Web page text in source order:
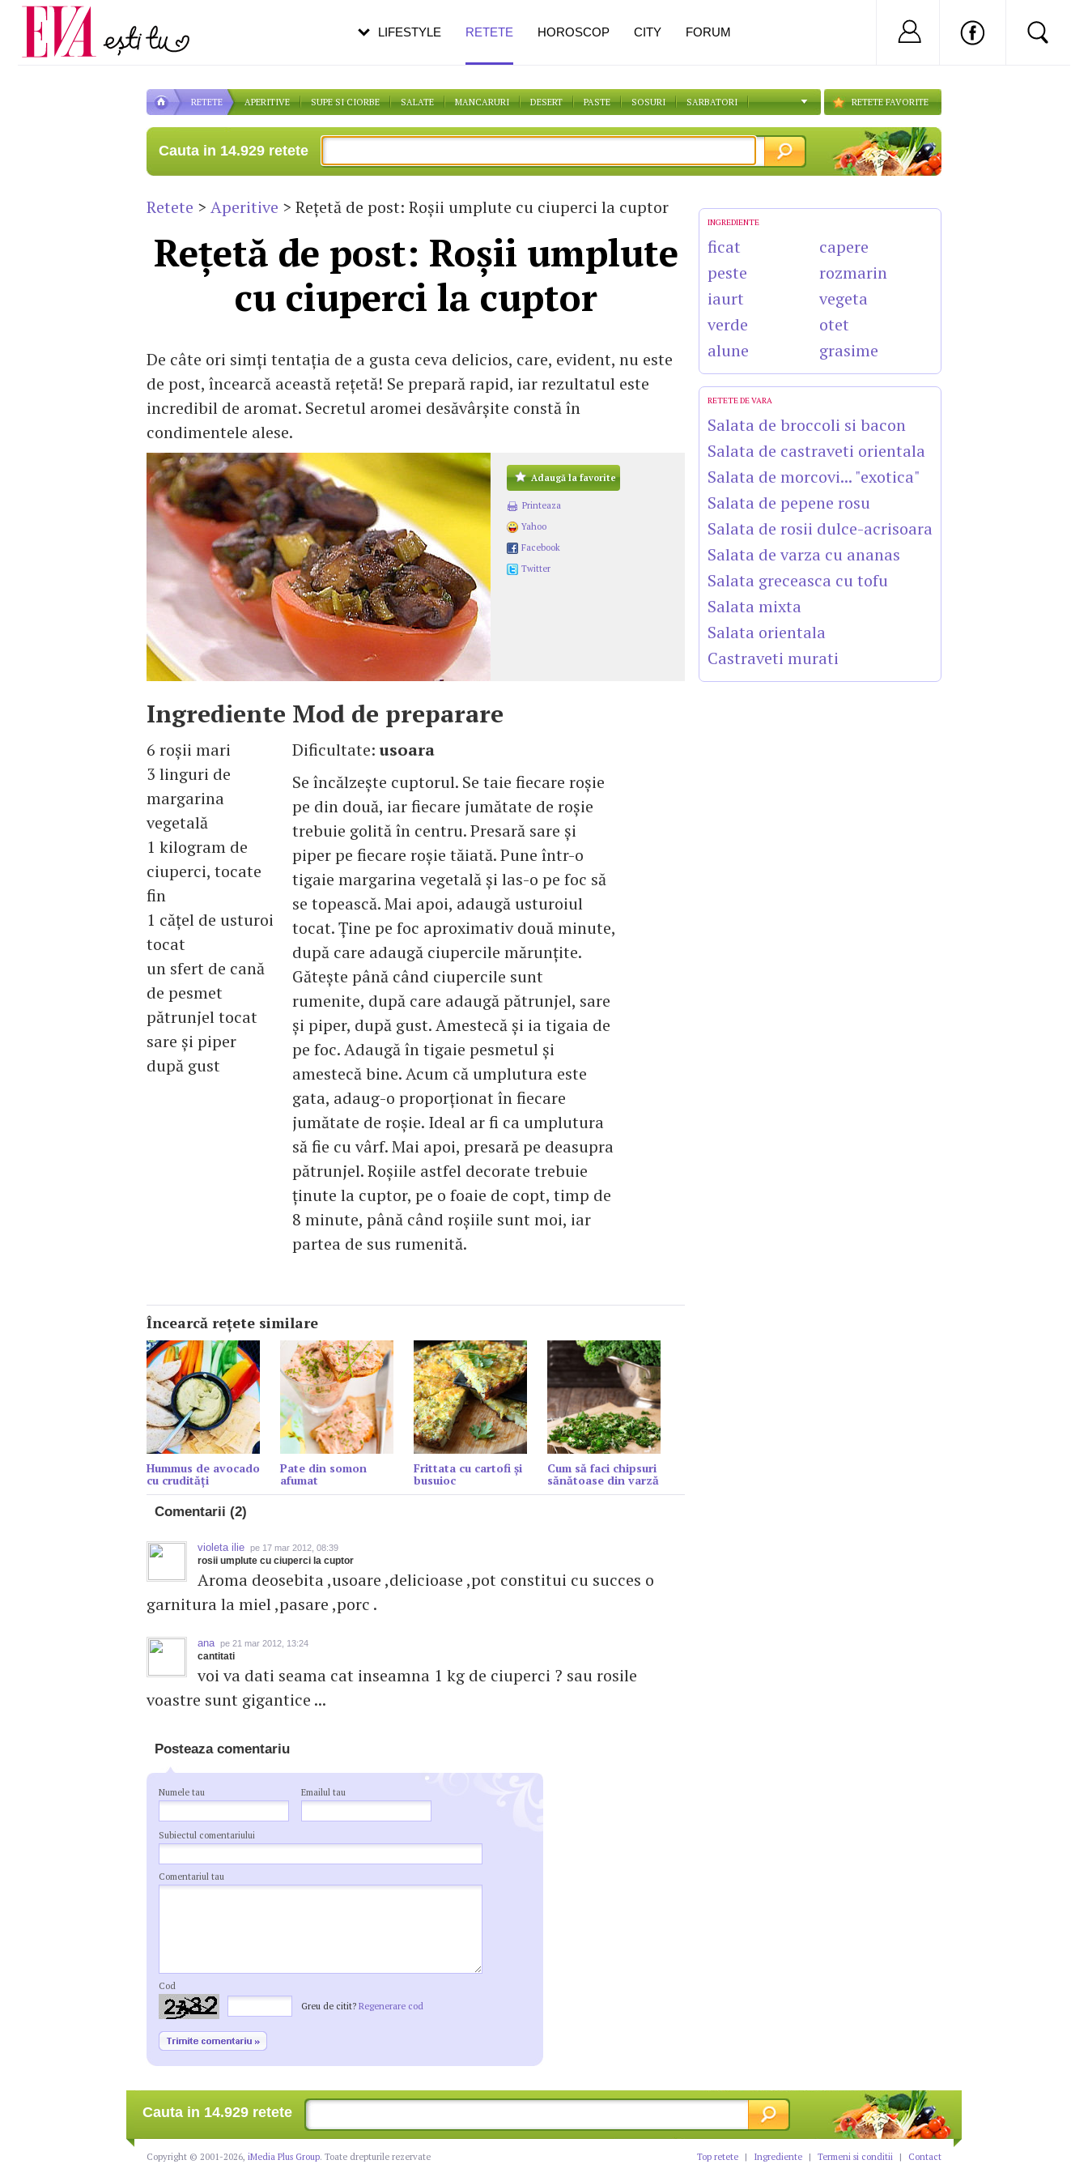
RETETE APERITIVE SUPE SI CIORBE SALATE MANCARURI DESERT PASTE SOSURI SARBATORI RETETE FAVORITE
Cauta in 14.929 retete
Retete > Aperitive > Reţetă de post: Roşii umplute cu ciuperci la cuptor
Reţetă de post: Roşii umplute
cu ciuperci la cuptor
De câte ori simţi tentaţia de a gusta ceva delicios, care, evident, nu este
de post, încearcă această reţetă! Se prepară rapid, iar rezultatul este
incredibil de aromat. Secretul aromei desăvârşite constă în
condimentele alese.
Adaugă la favorite
Printeaza
Yahoo
Facebook
Twitter
Ingrediente
6 roşii mari
3 linguri de
margarina
vegetală
1 kilogram de
ciuperci, tocate
fin
1 căţel de usturoi
tocat
un sfert de cană
de pesmet
pătrunjel tocat
sare şi piper
după gust
Mod de preparare
Dificultate:usoara
Se încălzeşte cuptorul. Se taie fiecare roşie
pe din două, iar fiecare jumătate de roşie
trebuie golită în centru. Presară sare şi
piper pe fiecare roşie tăiată. Pune într-o
tigaie margarina vegetală şi las-o pe foc să
se topească. Mai apoi, adaugă usturoiul
tocat. Ţine pe foc aproximativ două minute,
după care adaugă ciupercile mărunţite.
Găteşte până când ciupercile sunt
rumenite, după care adaugă pătrunjel, sare
şi piper, după gust. Amestecă şi ia tigaia de
pe foc. Adaugă în tigaie pesmetul şi
amestecă bine. Acum că umplutura este
gata, adaug-o proporţionat în fiecare
jumătate de roşie. Ideal ar fi ca umplutura
să fie cu vârf. Mai apoi, presară pe deasupra
pătrunjel. Roşiile astfel decorate trebuie
ţinute la cuptor, pe o foaie de copt, timp de
8 minute, până când roşiile sunt moi, iar
partea de sus rumenită.
Încearcă reţete similare
Hummus de avocado
cu crudități
Pate din somon
afumat
Frittata cu cartofi și
busuioc
Cum să faci chipsuri
sănătoase din varză
Comentarii (2)
violeta ilie pe 17 mar 2012, 08:39
rosii umplute cu ciuperci la cuptor
Aroma deosebita ,usoare ,delicioase ,pot constitui cu succes o
garnitura la miel ,pasare ,porc .
ana pe 21 mar 2012, 13:24
cantitati
voi va dati seama cat inseamna 1 kg de ciuperci ? sau rosile
voastre sunt gigantice ...
Posteaza comentariu
Numele tau Emailul tau
Subiectul comentariului
Comentariul tau
Cod
Greu de citit? Regenerare cod
INGREDIENTE
ficat
peste
iaurt
verde
alune
capere
rozmarin
vegeta
otet
grasime
RETETE DE VARA
Salata de broccoli si bacon
Salata de castraveti orientala
Salata de morcovi... "exotica"
Salata de pepene rosu
Salata de rosii dulce-acrisoara
Salata de varza cu ananas
Salata greceasca cu tofu
Salata mixta
Salata orientala
Castraveti murati
Cauta in 14.929 retete
Copyright © 2001-2026, iMedia Plus Group. Toate drepturile rezervate Top retete | Ingrediente | Termeni si conditii | Contact
LIFESTYLE RETETE HOROSCOP CITY FORUM Nu ai cont?
Carieră
Actualitate